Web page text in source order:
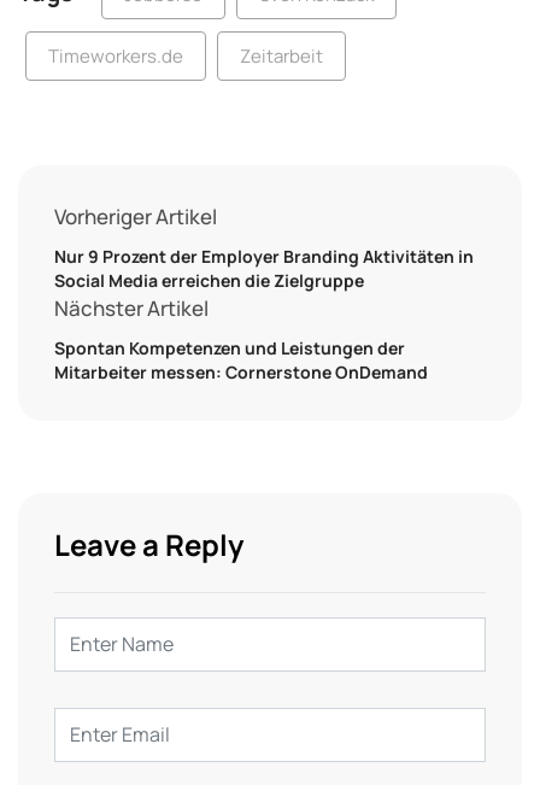
Timeworkers.de Zeitarbeit
Vorheriger Artikel
Nur 9 Prozent der Employer Branding Aktivitäten in
Social Media erreichen die Zielgruppe
Nächster Artikel
Spontan Kompetenzen und Leistungen der
Mitarbeiter messen: Cornerstone OnDemand
Leave a Reply